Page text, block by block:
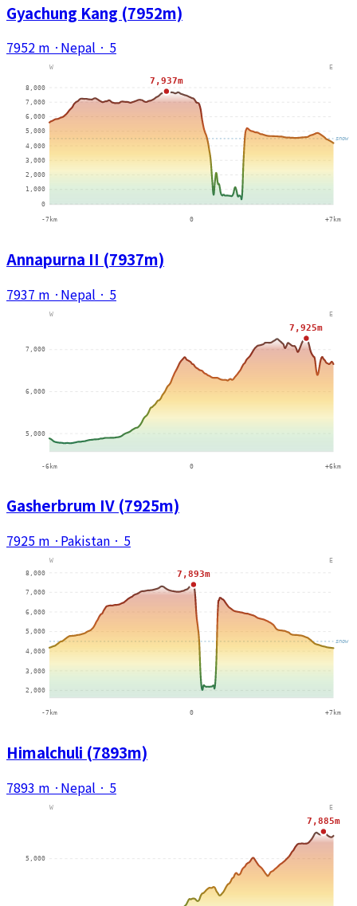
Gyachung Kang (7952m)
7952 m · Nepal · 5
Annapurna II (7937m)
7937 m · Nepal · 5
Gasherbrum IV (7925m)
7925 m · Pakistan · 5
Himalchuli (7893m)
7893 m · Nepal · 5